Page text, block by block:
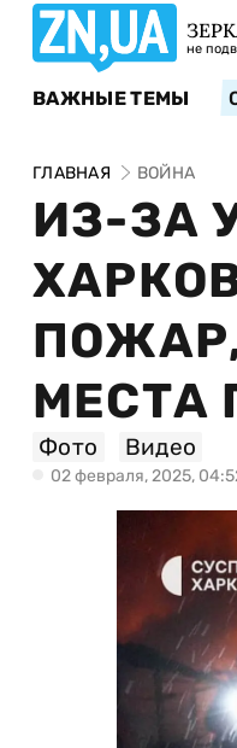
не
ВАЖНЫЕ ТЕМЫ
ГЛАВНАЯ ВОЙНА
ИЗ-ЗА
МЕСТА
Фото Видео
02 февраля, 2025,